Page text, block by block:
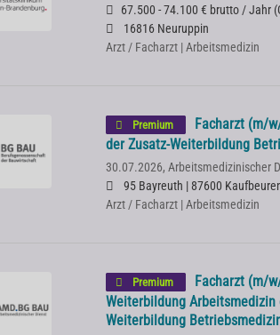
67.500 - 74.100 € brutto / Jahr (
16816 Neuruppin
Arzt / Facharzt | Arbeitsmedizin
Premium
Facharzt (m/
der Zusatz-Weiterbildung
30.07.2026, Arbeitsmedizinischer
95 Bayreuth | 87600
Arzt / Facharzt | Arbeitsmedizin
Premium
Facharzt (m/
Weiterbildung
Weiterbildung